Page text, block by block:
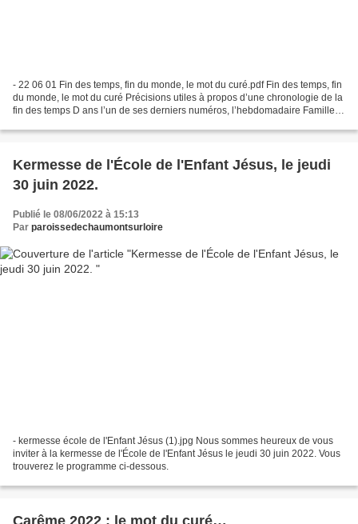
- 22 06 01 Fin des temps, fin du monde, le mot du curé.pdf Fin des temps, fin
du monde, le mot du curé Précisions utiles à propos d’une chronologie de la
fin des temps D ans l’un de ses derniers numéros, l’hebdomadaire Famille
Kermesse de l'École de l'Enfant Jésus, le jeudi
30 juin 2022.
Publié le 08/06/2022 à 15:13
Par paroissedechaumontsurloire
- kermesse école de l'Enfant Jésus (1).jpg Nous sommes heureux de vous
inviter à la kermesse de l'École de l'Enfant Jésus le jeudi 30 juin 2022. Vous
trouverez le programme ci-dessous.